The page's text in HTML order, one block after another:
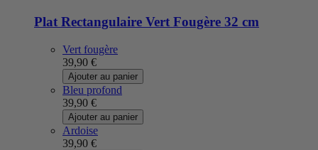
Plat Rectangulaire Vert Fougère 32 cm
Vert fougère
39,90 €
Ajouter au panier
Bleu profond
39,90 €
Ajouter au panier
Ardoise
39,90 €